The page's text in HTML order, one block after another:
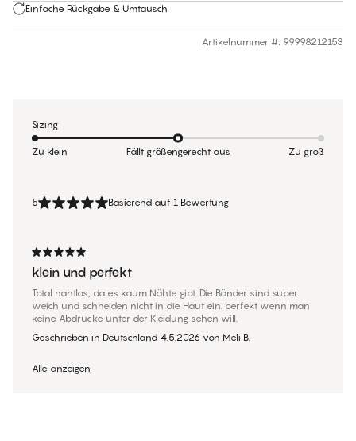
Einfache Rückgabe & Umtausch
Artikelnummer #: 99998212153
5 Basierend auf 1 Bewertung
klein und perfekt
Total nahtlos, da es kaum Nähte gibt. Die Bänder sind super
weich und schneiden nicht in die Haut ein. perfekt wenn man
keine Abdrücke unter der Kleidung sehen will.
Geschrieben in Deutschland 4.5.2026 von Meli B.
Alle anzeigen
Sizing
Zu klein Fällt größengerecht aus Zu groß